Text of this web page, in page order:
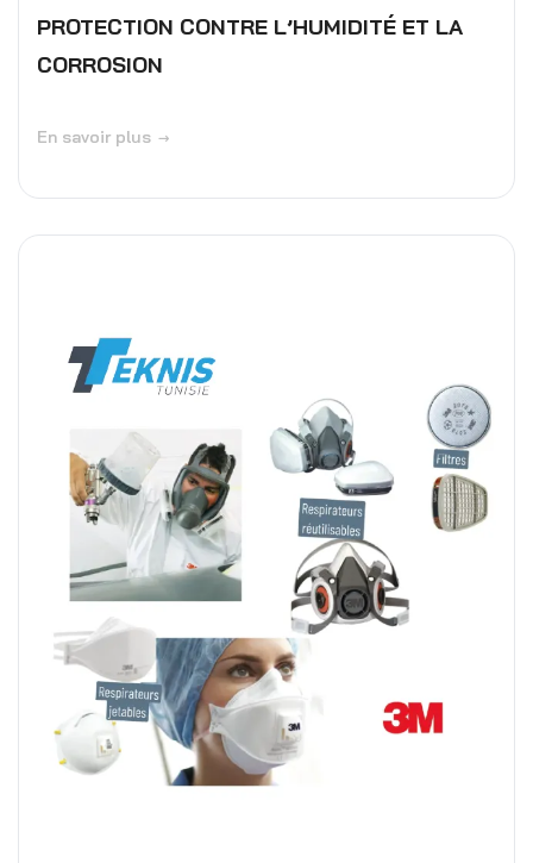
PROTECTION CONTRE L’HUMIDITÉ ET LA
CORROSION
En savoir plus